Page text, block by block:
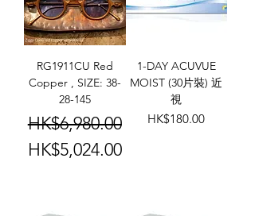
RG1911CU Red
Copper , SIZE: 38-
28-145
一般價格
HK$6,980.00
促銷價格
HK$5,024.00
1-DAY ACUVUE
MOIST (30片裝) 近
視
價格
HK$180.00